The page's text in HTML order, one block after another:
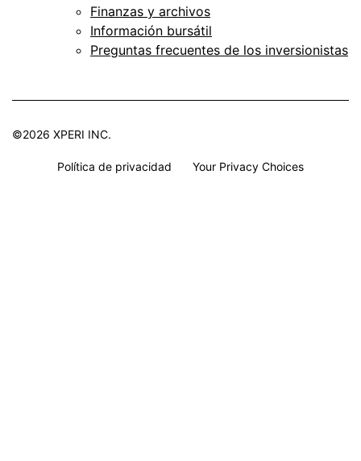
Finanzas y archivos
Información bursátil
Preguntas frecuentes de los inversionistas
©2026 XPERI INC.
Política de privacidad Your Privacy Choices